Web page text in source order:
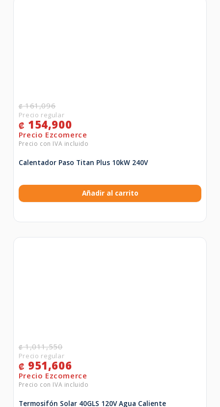
₡161,096
₡ 154,900
Calentador Paso Titan Plus 10kW 240V
Añadir al carrito
₡1,011,550
₡ 951,606
Termosifón Solar 40GLS 120V Agua Caliente